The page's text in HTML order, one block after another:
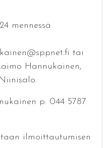
mennessä
tai
Hannukainen,
p. 044 5787
ilmoittautumisen